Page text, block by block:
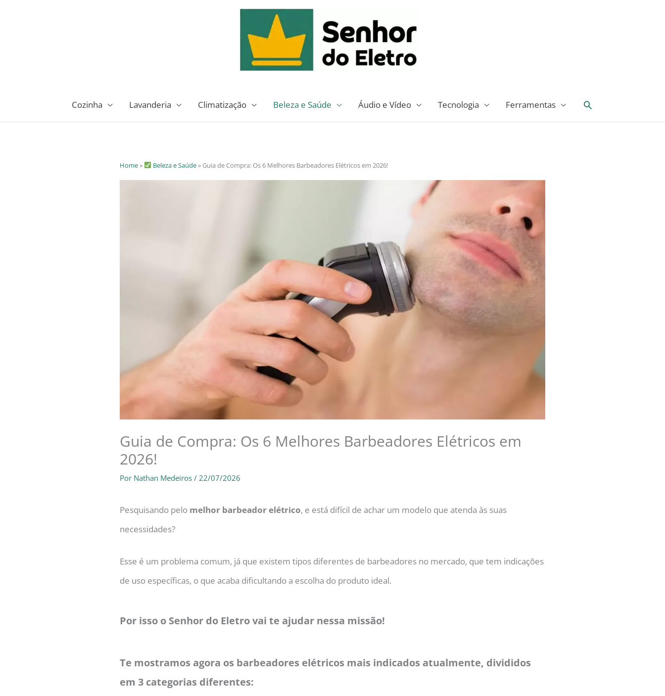
Cozinha Lavanderia Climatização Beleza e Saúde Áudio e Vídeo Tecnologia Ferramentas Pesquisar
Home» Beleza e Saúde» Guia de Compra: Os 6 Melhores Barbeadores Elétricos em 2026!
Guia de Compra: Os 6 Melhores Barbeadores Elétricos em
2026!
Por Nathan Medeiros / 22/07/2026
Pesquisando pelo melhor barbeador elétrico, e está difícil de achar um modelo que atenda às suas
necessidades?
Esse é um problema comum, já que existem tipos diferentes de barbeadores no mercado, que tem indicações
de uso específicas, o que acaba dificultando a escolha do produto ideal.
Por isso o Senhor do Eletro vai te ajudar nessa missão!
Te mostramos agora os barbeadores elétricos mais indicados atualmente, divididos
em 3 categorias diferentes: